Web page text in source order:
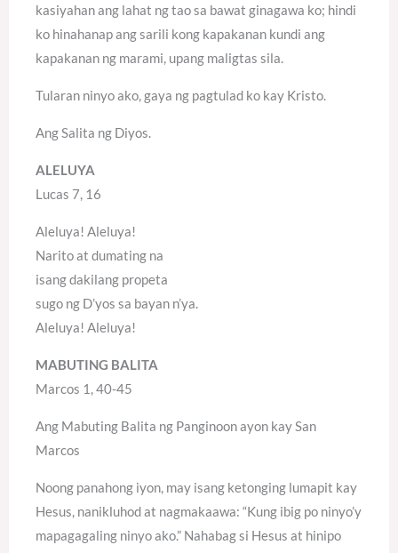
kasiyahan ang lahat ng tao sa bawat ginagawa ko; hindi
ko hinahanap ang sarili kong kapakanan kundi ang
kapakanan ng marami, upang maligtas sila.
Tularan ninyo ako, gaya ng pagtulad ko kay Kristo.
Ang Salita ng Diyos.
ALELUYA
Lucas 7, 16
Aleluya! Aleluya!
Narito at dumating na
isang dakilang propeta
sugo ng D’yos sa bayan n’ya.
Aleluya! Aleluya!
MABUTING BALITA
Marcos 1, 40-45
Ang Mabuting Balita ng Panginoon ayon kay San
Marcos
Noong panahong iyon, may isang ketonging lumapit kay
Hesus, nanikluhod at nagmakaawa: “Kung ibig po ninyo’y
mapagagaling ninyo ako.” Nahabag si Hesus at hinipo